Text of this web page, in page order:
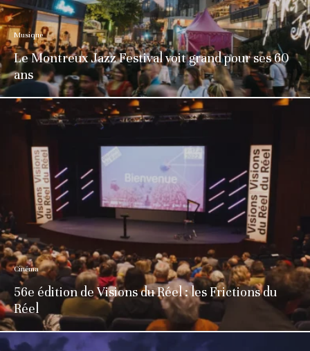
Musique
Le Montreux Jazz Festival voit grand pour ses 60
ans
Cinéma
56e édition de Visions du Réel : les Frictions du
Réel